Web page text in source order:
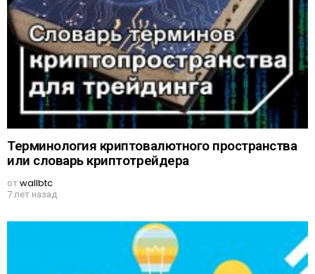
Терминология криптовалютного пространства
или словарь криптотрейдера
отwallbtc
7 лет назад